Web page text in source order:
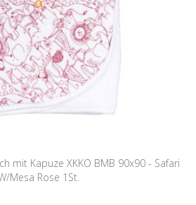
mit Kapuze XKKO BMB 90x90 - Safari
Mesa Rose 1St.